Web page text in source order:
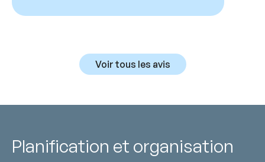
Voir tous les avis
Planification et organisation